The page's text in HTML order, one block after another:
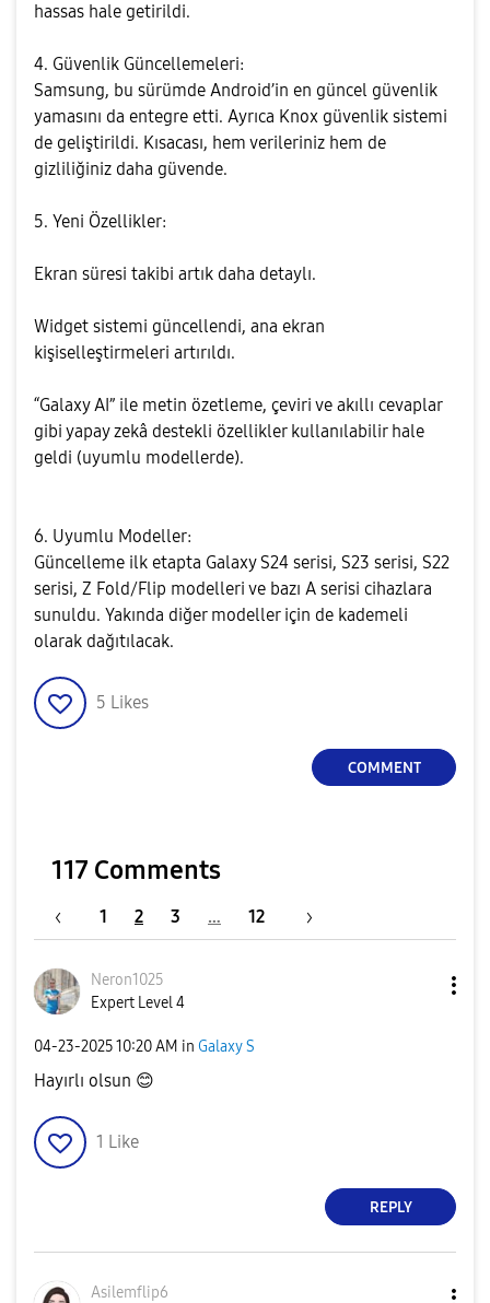
hassas hale getirildi.
4. Güvenlik Güncellemeleri:
Samsung, bu sürümde Android’in en güncel güvenlik
yamasını da entegre etti. Ayrıca Knox güvenlik sistemi
de geliştirildi. Kısacası, hem verileriniz hem de
gizliliğiniz daha güvende.
5. Yeni Özellikler:
Ekran süresi takibi artık daha detaylı.
Widget sistemi güncellendi, ana ekran
kişiselleştirmeleri artırıldı.
“Galaxy AI” ile metin özetleme, çeviri ve akıllı cevaplar
gibi yapay zekâ destekli özellikler kullanılabilir hale
geldi (uyumlu modellerde).
6. Uyumlu Modeller:
Güncelleme ilk etapta Galaxy S24 serisi, S23 serisi, S22
serisi, Z Fold/Flip modelleri ve bazı A serisi cihazlara
sunuldu. Yakında diğer modeller için de kademeli
olarak dağıtılacak.
5 Likes
COMMENT
117 Comments
1 2 3 … 12
Neron1025
Expert Level 4
‎04-23-202510:20 AM in Galaxy S
Hayırlı olsun 😊
1 Like
REPLY
Asilemflip6